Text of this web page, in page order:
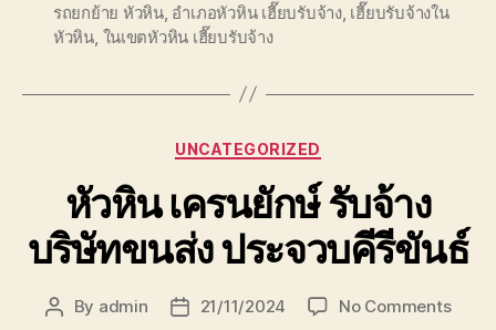
รถยกย้าย หัวหิน, อำเภอหัวหิน เฮี๊ยบรับจ้าง, เฮี๊ยบรับจ้างใน
หัวหิน ในเขตหัวหิน เฮี๊ยบรับจ้าง
Categories
UNCATEGORIZED
หัวหิน เครนยักษ์ รับจ้าง
บริษัทขนส่ง ประจวบคีรีขันธ์
Post
By admin
Post21/11/2024 No Commentson